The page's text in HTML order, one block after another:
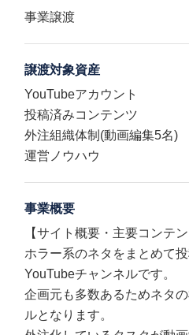
事業譲渡
譲渡対象資産
YouTubeアカウント
投稿済みコンテンツ
外注組織体制(動画編集5名)
運営ノウハウ
事業概要
【サイト概要・主要コンテン
ホラー系のネタをまとめて
YouTubeチャンネルです。
企画元も多数あるためネタ
ルとなります。